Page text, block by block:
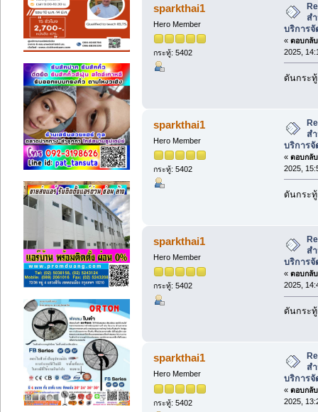
sparkthai1
Hero Member
กระทู้: 5402
ส
บริการจั
« ตอบกลั
2025,
ดันกระทู้
sparkthai1
Hero Member
กระทู้: 5402
ส
บริการจั
« ตอบกลั
2025,
ดันกระทู้
sparkthai1
Hero Member
กระทู้: 5402
ส
บริการจั
« ตอบกลั
2025,
ดันกระทู้
sparkthai1
Hero Member
กระทู้: 5402
ส
บริการจั
« ตอบกลั
2025,